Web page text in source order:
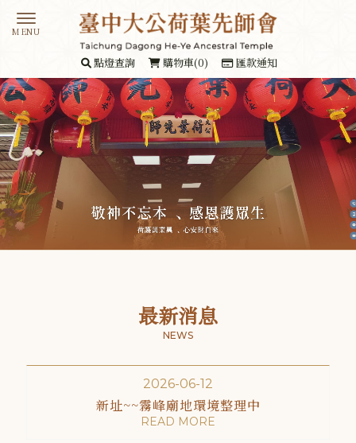
點燈查詢 購物車(0) 匯款通知
最新消息
NEWS
2026-06-12
新址~~霧峰廟地環境整理中